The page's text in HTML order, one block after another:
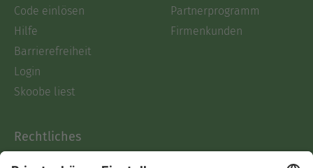
Code einlösen
Hilfe
Barrierefreiheit
Login
Skoobe liest
Partnerprogramm
Firmenkunden
Rechtliches